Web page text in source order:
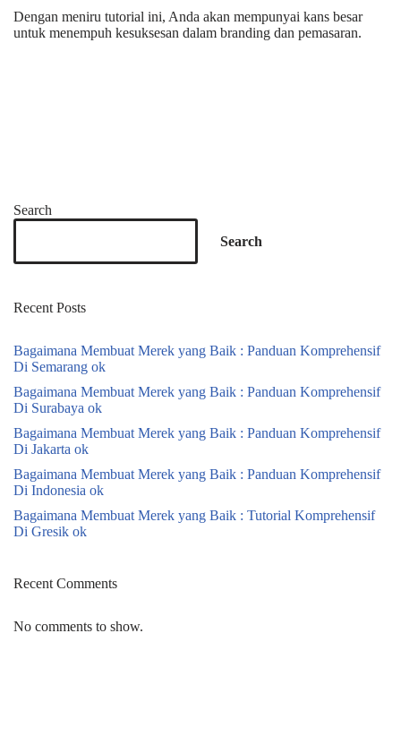
Dengan meniru tutorial ini, Anda akan mempunyai kans besar
untuk menempuh kesuksesan dalam branding dan pemasaran.
Search
Search
Recent Posts
Bagaimana Membuat Merek yang Baik : Panduan Komprehensif
Di Semarang ok
Bagaimana Membuat Merek yang Baik : Panduan Komprehensif
Di Surabaya ok
Bagaimana Membuat Merek yang Baik : Panduan Komprehensif
Di Jakarta ok
Bagaimana Membuat Merek yang Baik : Panduan Komprehensif
Di Indonesia ok
Bagaimana Membuat Merek yang Baik : Tutorial Komprehensif
Di Gresik ok
Recent Comments
No comments to show.